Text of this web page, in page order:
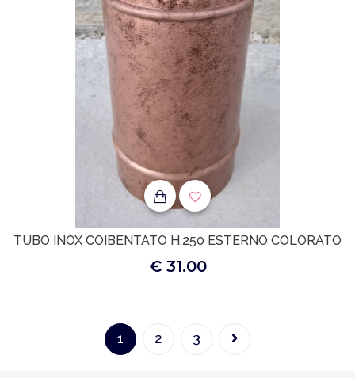
TUBO INOX COIBENTATO H.250 ESTERNO COLORATO
€ 31.00
1 2 3